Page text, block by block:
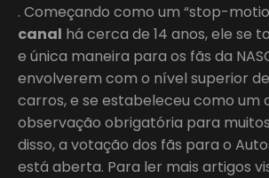
. Começando como um “stop-
canal há cerca de 14 anos, ele se
e única maneira para os fãs da
envolverem com o nível superior
carros, e se estabeleceu como um
observação obrigatória para
disso, a votação dos fãs para o
está aberta. Para ler mais artigos